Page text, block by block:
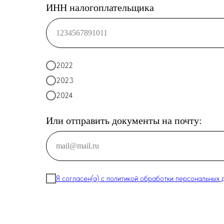
ИНН налогоплательщика
1234567891011
2022
2023
2024
Или отправить документы на почту:
mail@mail.ru
Я согласен(а) с политикой обработки персональных